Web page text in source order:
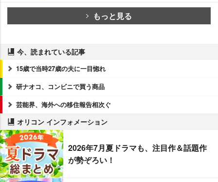
もっと見る
今、読まれている記事
15歳で当時27歳の夫に一目惚れ
研ナオコ、コンビニで買う商品
芸能界、海外への移住報告相次ぐ
オリコン インフォメーション
2026年7月夏ドラマも、注目作＆話題作
が勢ぞろい！